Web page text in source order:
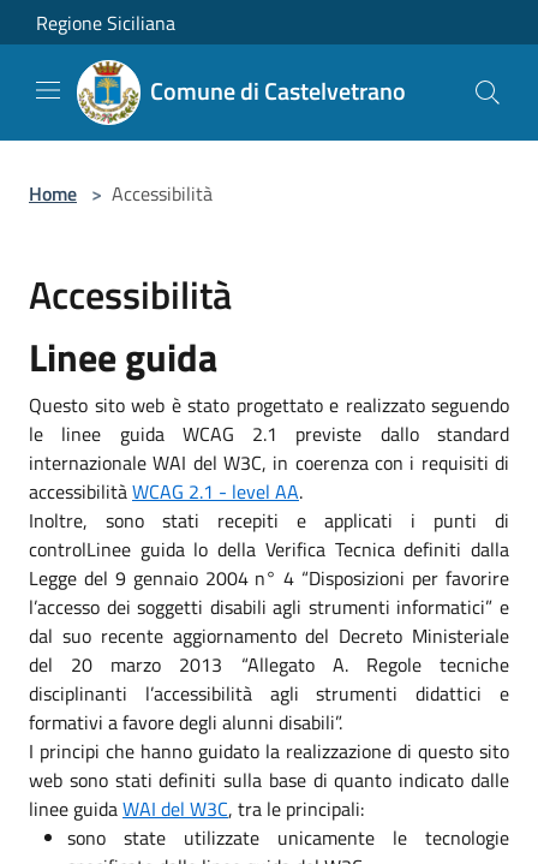
Salta al contenuto principale
Regione Siciliana
Comune di Castelvetrano
Home > Accessibilità
Accessibilità
Linee guida
Questo sito web è stato progettato e realizzato seguendo
le linee guida WCAG 2.1 previste dallo standard
internazionale WAI del W3C, in coerenza con i requisiti di
accessibilitàWCAG 2.1 - level AA.
Inoltre, sono stati recepiti e applicati i punti di
controlLinee guida lo della Verifica Tecnica definiti dalla
Legge del 9 gennaio 2004 n° 4 “Disposizioni per favorire
l’accesso dei soggetti disabili agli strumenti informatici” e
dal suo recente aggiornamento del Decreto Ministeriale
del 20 marzo 2013 “Allegato A. Regole tecniche
disciplinanti l’accessibilità agli strumenti didattici e
formativi a favore degli alunni disabili”.
I principi che hanno guidato la realizzazione di questo sito
web sono stati definiti sulla base di quanto indicato dalle
linee guidaWAI del W3C, tra le principali:
sono state utilizzate unicamente le tecnologie